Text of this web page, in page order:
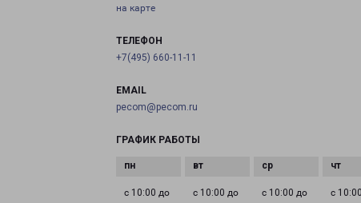
на карте
ТЕЛЕФОН
+7(495) 660-11-11
EMAIL
pecom@pecom.ru
ГРАФИК РАБОТЫ
с 10:00 до
с 10:00 до
с 10:00 до
с